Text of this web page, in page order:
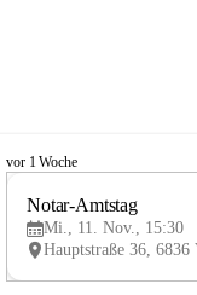
V
vor 1 Woche
Notar-Amtstag
Mi., 11. Nov., 15:30